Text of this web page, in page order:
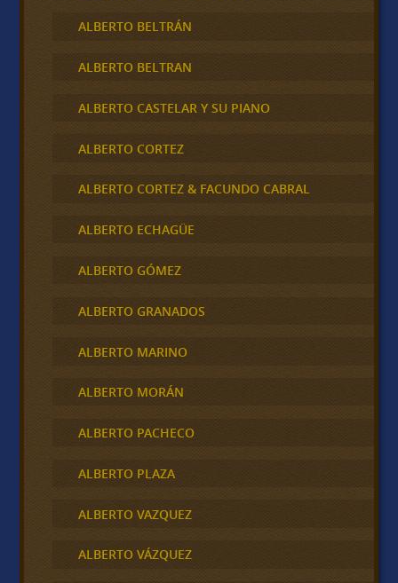
ALBERTO BELTRÁN
ALBERTO BELTRAN
ALBERTO CASTELAR Y SU PIANO
ALBERTO CORTEZ
ALBERTO CORTEZ & FACUNDO CABRAL
ALBERTO ECHAGÜE
ALBERTO GÓMEZ
ALBERTO GRANADOS
ALBERTO MARINO
ALBERTO MORÁN
ALBERTO PACHECO
ALBERTO PLAZA
ALBERTO VAZQUEZ
ALBERTO VÁZQUEZ